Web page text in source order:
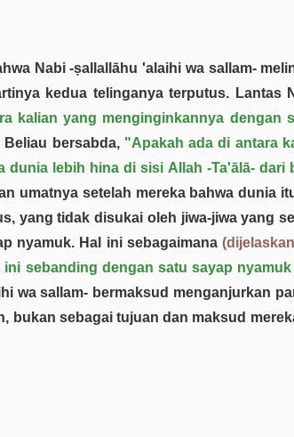
Nabi -ṣallallāhu 'alaihi wa sallam-
kedua telinganya terputus. Lantas
kalian yang menginginkannya dengan
Beliau bersabda, "Apakah ada di antara
dunia lebih hina di sisi Allah -Ta'ālā- dari
umatnya setelah mereka bahwa dunia
yang tidak disukai oleh jiwa-jiwa yang
nyamuk. Hal ini sebagaimana
sebanding dengan satu sayap
wa sallam- bermaksud menganjurkan
bukan sebagai tujuan dan maksud